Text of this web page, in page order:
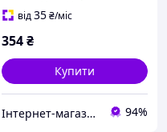
від35₴/міс
354₴
Купити
Інтернет-магазин "Lucky Store" 94%